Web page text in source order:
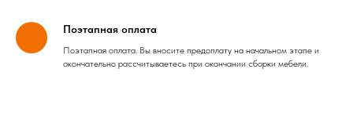
Поэтапная оплата
Поэтапная оплата. Вы вносите предоплату на начальном этапе и
окончательно рассчитываетесь при окончании сборки мебели.